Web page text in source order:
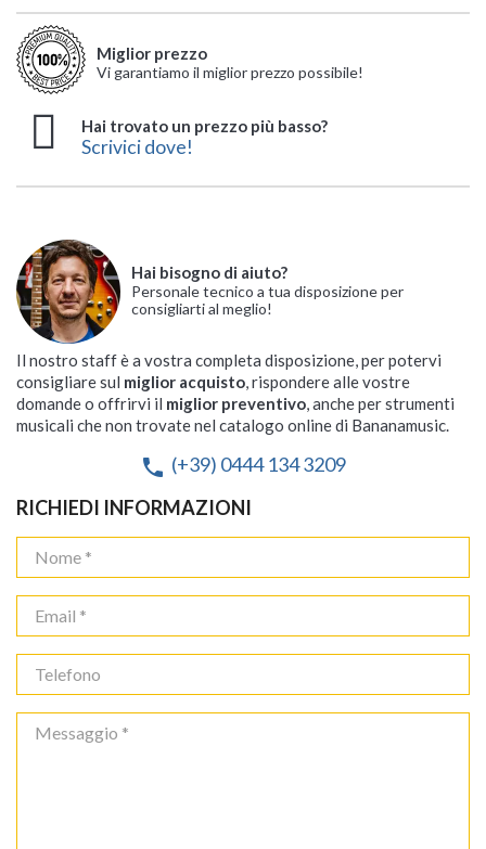
Miglior prezzo
Vi garantiamo il miglior prezzo possibile!
Hai trovato un prezzo più basso?
Scrivici dove!
Hai bisogno di aiuto?
Personale tecnico a tua disposizione per
consigliarti al meglio!
Il nostro staff è a vostra completa disposizione, per potervi
consigliare sul miglior acquisto, rispondere alle vostre
domande o offrirvi il miglior preventivo, anche per strumenti
musicali che non trovate nel catalogo online di Bananamusic.
phone (+39) 0444 134 3209
RICHIEDI INFORMAZIONI